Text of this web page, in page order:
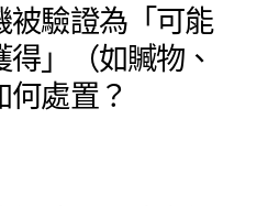
被驗證為「可能
」（如贓物、
處置？